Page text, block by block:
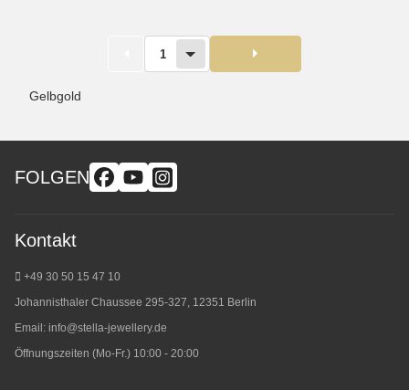
1
Gelbgold
FOLGEN
Kontakt
+49 30 50 15 47 10
Johannisthaler Chaussee 295-327, 12351 Berlin
Email: info@stella-jewellery.de
Öffnungszeiten (Mo-Fr.) 10:00 - 20:00